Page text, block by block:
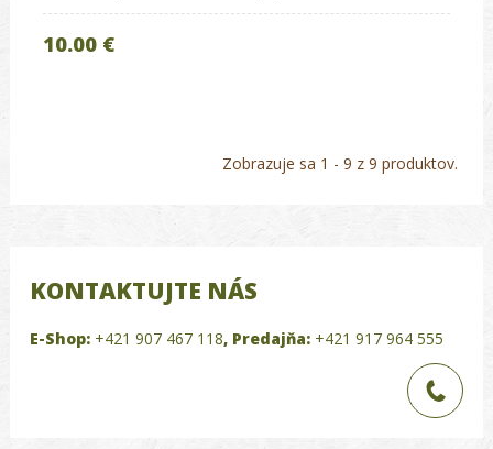
10.00 €
Zobrazuje sa 1 - 9 z 9 produktov.
KONTAKTUJTE NÁS
E-Shop: +421 907 467 118, Predajňa: +421 917 964 555